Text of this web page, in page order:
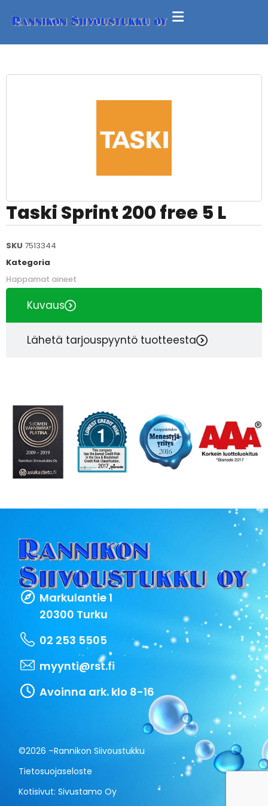
Taski Sprint 200 free 5 L
SKU 7513344
Kategoria
Happamat aineet
Kuvaus
Lähetä tarjouspyyntö tuotteesta
Markulantie 1
20300 Turku
02 253 5505
myynti@rst.fi
Avoinna ark. klo 8-16
©2026 –Rannikon Siivoustukku
Tietosuojaseloste
Kotisivut:Sivustamo Oy